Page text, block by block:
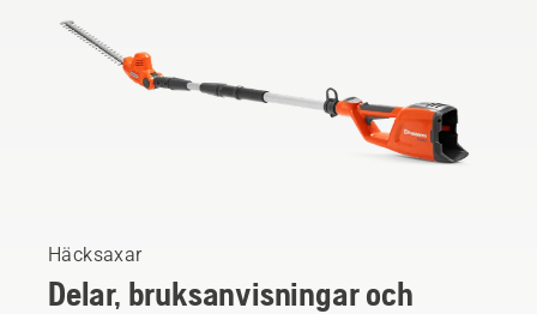
Häcksaxar
Delar, bruksanvisningar och